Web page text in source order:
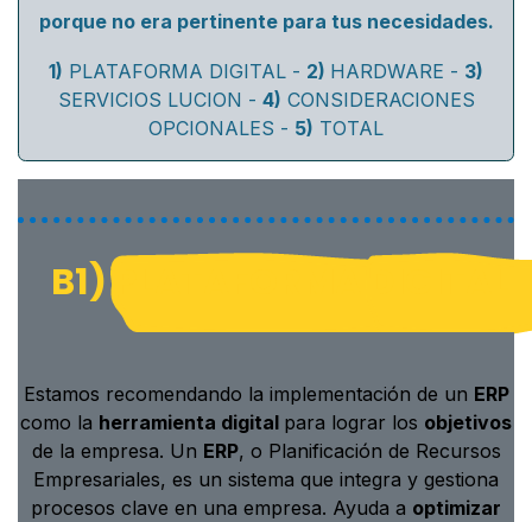
porque no era pertinente para tus necesidades.
1) PLATAFORMA DIGITAL - 2) HARDWARE - 3)
SERVICIOS LUCION - 4) CONSIDERACIONES
OPCIONALES - 5) TOTAL
​B1)
Estamos recomendando la implementación de un ERP
como la herramienta digital para lograr los objetivos
de la empresa. Un ERP, o Planificación de Recursos
Empresariales, es un sistema que integra y gestiona
procesos clave en una empresa. Ayuda a optimizar